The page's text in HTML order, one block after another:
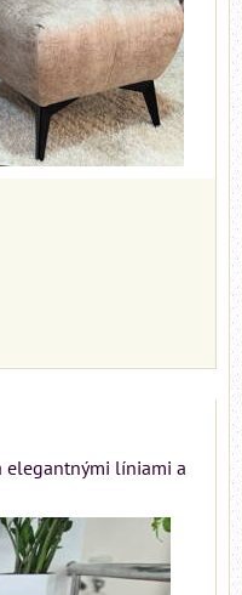
elegantnými líniami a